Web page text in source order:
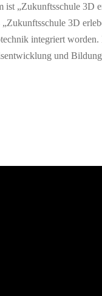
ist „Zukunftsschule 3D
3D
integriert
und